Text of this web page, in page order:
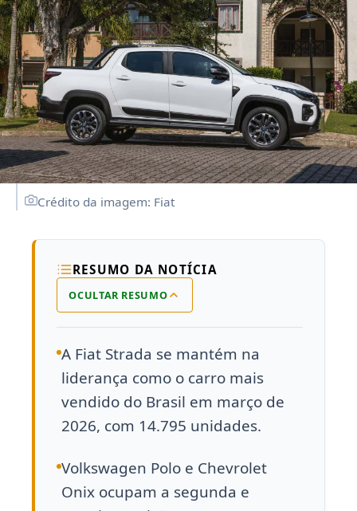
Crédito da imagem: Fiat
RESUMO DA NOTÍCIA
OCULTAR RESUMO
A Fiat Strada se mantém na
liderança como o carro mais
vendido do Brasil em março de
2026, com 14.795 unidades.
Volkswagen Polo e Chevrolet
Onix ocupam a segunda e